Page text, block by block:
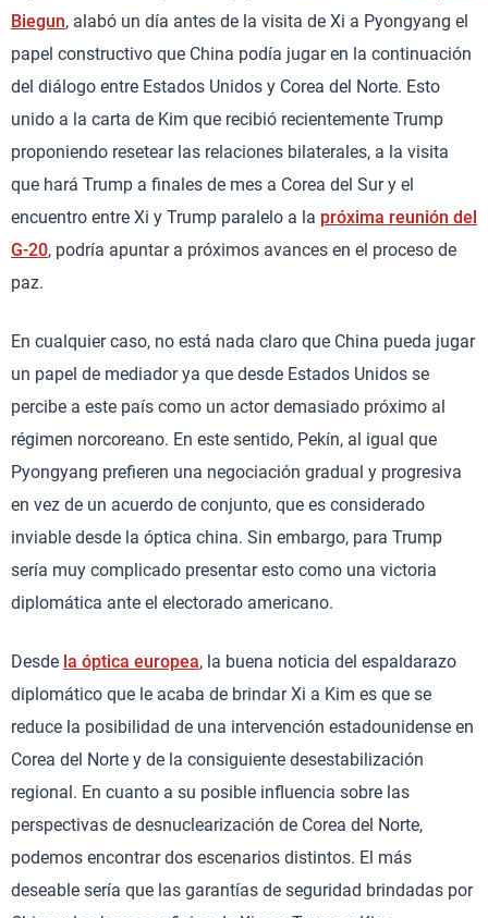
Biegun, alabó un día antes de la visita de Xi a Pyongyang el
papel constructivo que China podía jugar en la continuación
del diálogo entre Estados Unidos y Corea del Norte. Esto
unido a la carta de Kim que recibió recientemente Trump
proponiendo resetear las relaciones bilaterales, a la visita
que hará Trump a finales de mes a Corea del Sur y el
encuentro entre Xi y Trump paralelo a la próxima reunión del
G-20, podría apuntar a próximos avances en el proceso de
paz.
En cualquier caso, no está nada claro que China pueda jugar
un papel de mediador ya que desde Estados Unidos se
percibe a este país como un actor demasiado próximo al
régimen norcoreano. En este sentido, Pekín, al igual que
Pyongyang prefieren una negociación gradual y progresiva
en vez de un acuerdo de conjunto, que es considerado
inviable desde la óptica china. Sin embargo, para Trump
sería muy complicado presentar esto como una victoria
diplomática ante el electorado americano.
Desde la óptica europea, la buena noticia del espaldarazo
diplomático que le acaba de brindar Xi a Kim es que se
reduce la posibilidad de una intervención estadounidense en
Corea del Norte y de la consiguiente desestabilización
regional. En cuanto a su posible influencia sobre las
perspectivas de desnuclearización de Corea del Norte,
podemos encontrar dos escenarios distintos. El más
deseable sería que las garantías de seguridad brindadas por